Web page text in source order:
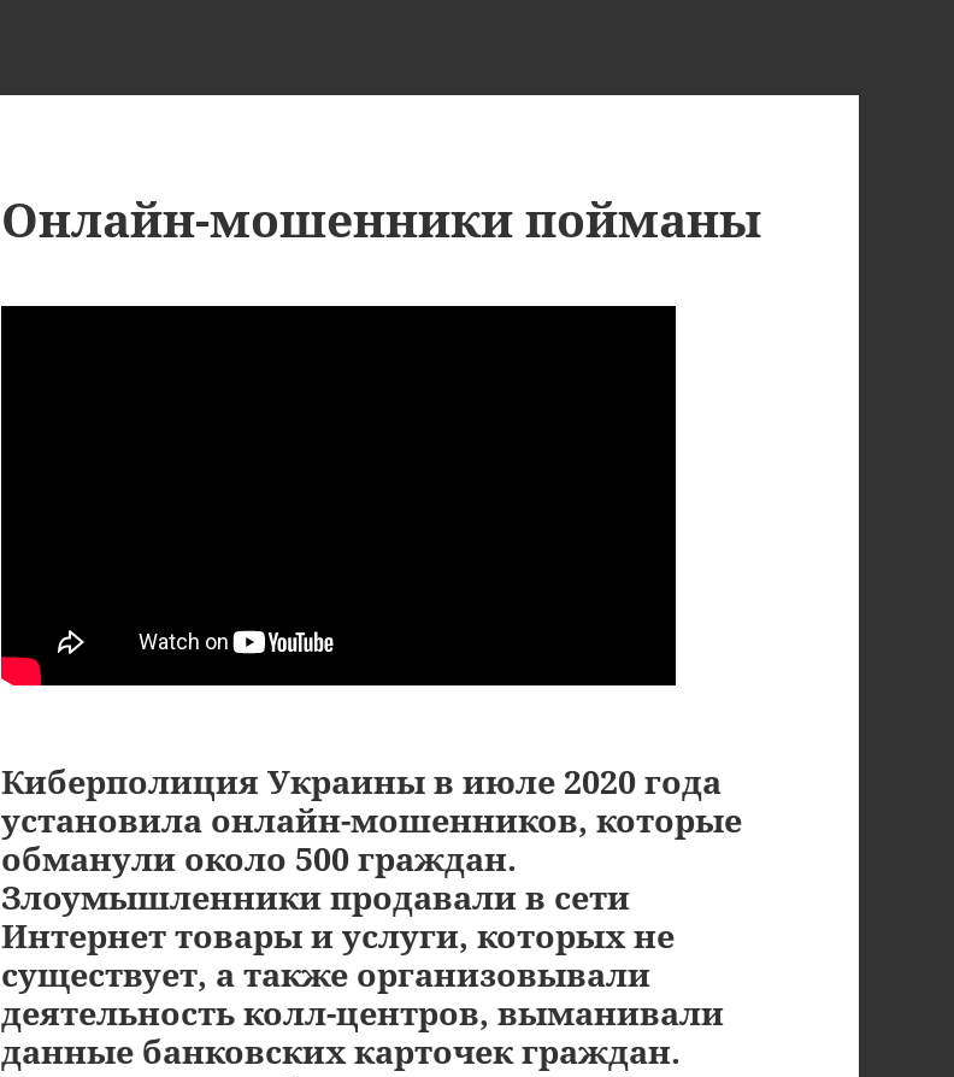
Онлайн-мошенники пойманы
Киберполиция Украины в июле 2020 года
установила онлайн-мошенников, которые
обманули около 500 граждан.
Злоумышленники продавали в сети
Интернет товары и услуги, которых не
существует, а также организовывали
деятельность колл-центров, выманивали
данные банковских карточек граждан.